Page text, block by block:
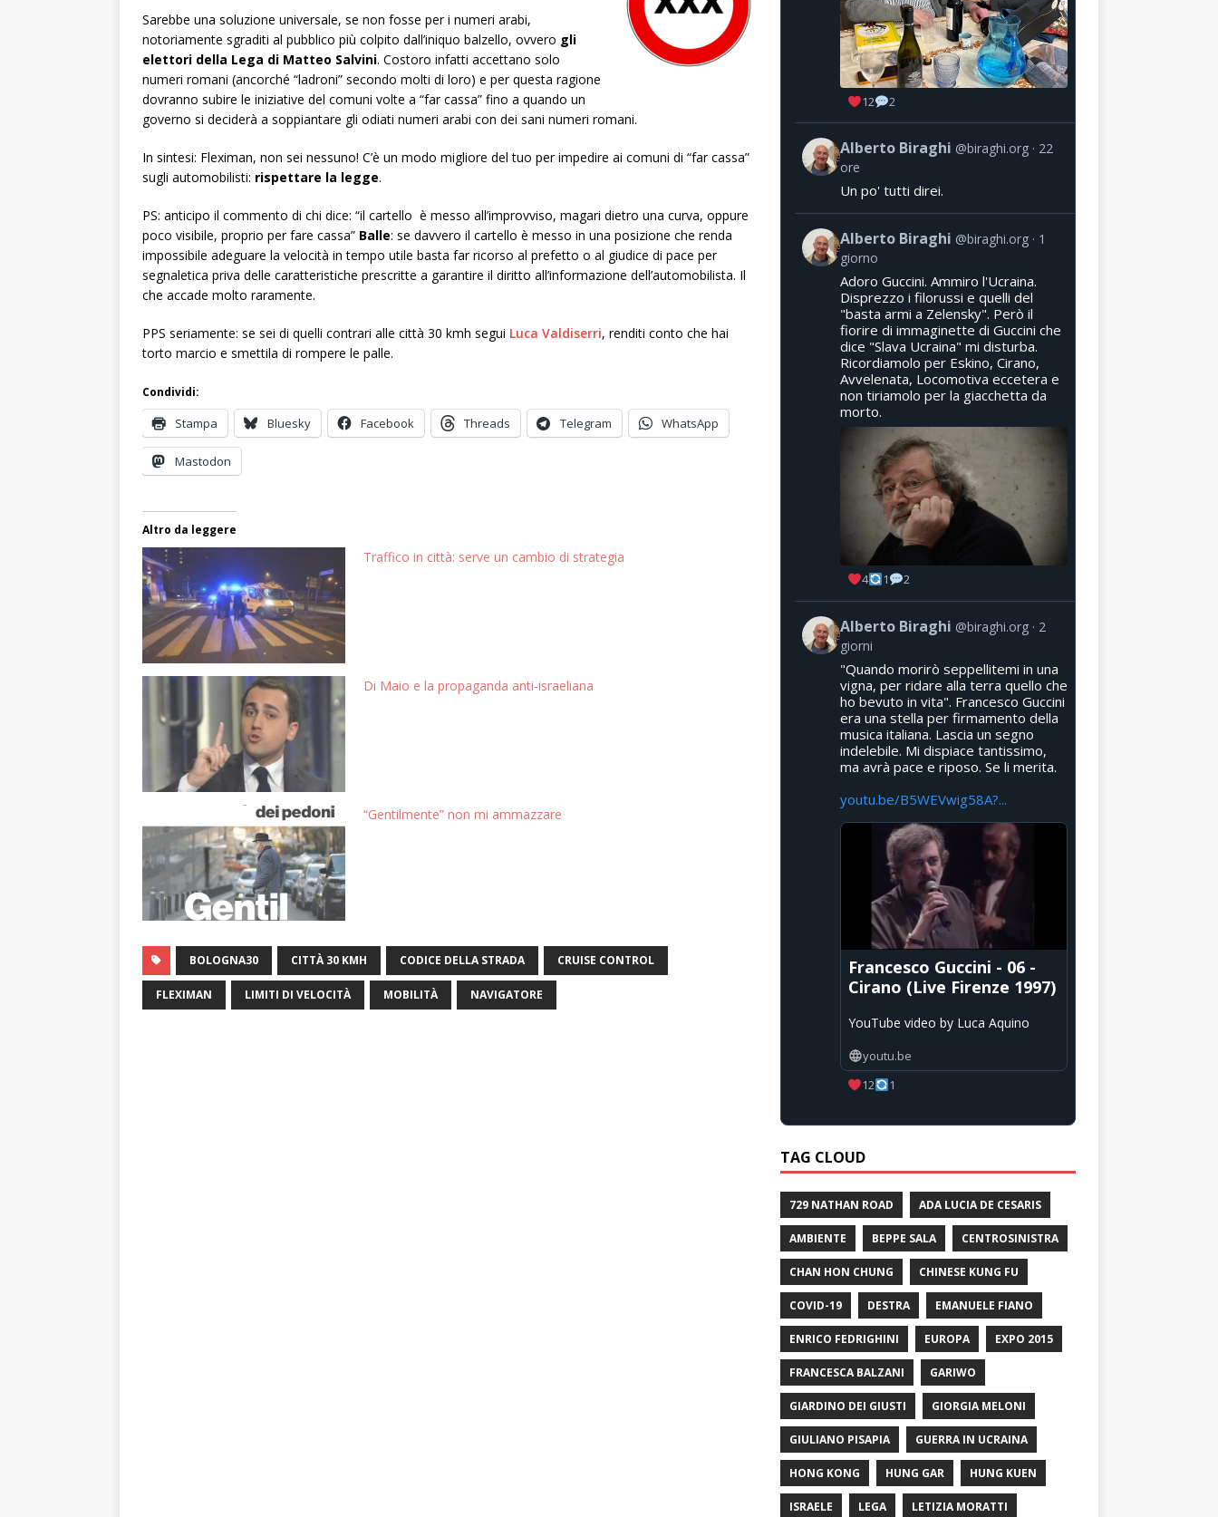
Sarebbe una soluzione universale, se non fosse per i numeri arabi,
notoriamente sgraditi al pubblico più colpito dall’iniquo balzello, ovvero gli
elettori della Lega di Matteo Salvini. Costoro infatti accettano solo
numeri romani (ancorché “ladroni” secondo molti di loro) e per questa ragione
dovranno subire le iniziative del comuni volte a “far cassa” fino a quando un
governo si deciderà a soppiantare gli odiati numeri arabi con dei sani numeri romani.
In sintesi: Fleximan, non sei nessuno! C’è un modo migliore del tuo per impedire ai comuni di “far cassa”
sugli automobilisti: rispettare la legge.
PS: anticipo il commento di chi dice: “il cartello è messo all’improvviso, magari dietro una curva, oppure
poco visibile, proprio per fare cassa” Balle: se davvero il cartello è messo in una posizione che renda
impossibile adeguare la velocità in tempo utile basta far ricorso al prefetto o al giudice di pace per
segnaletica priva delle caratteristiche prescritte a garantire il diritto all’informazione dell’automobilista. Il
che accade molto raramente.
PPS seriamente: se sei di quelli contrari alle città 30 kmh segui Luca Valdiserri, renditi conto che hai
torto marcio e smettila di rompere le palle.
Condividi:
Stampa Bluesky Facebook Threads Telegram WhatsApp
Mastodon
Altro da leggere
Traffico in città: serve un cambio di strategia
Di Maio e la propaganda anti-israeliana
“Gentilmente” non mi ammazzare
BOLOGNA30 CITTÀ 30 KMH CODICE DELLA STRADA CRUISE CONTROL
FLEXIMAN LIMITI DI VELOCITÀ MOBILITÀ NAVIGATORE
12 2
Alberto Biraghi @biraghi.org
22
ore
Un po' tutti direi.
Alberto Biraghi @biraghi.org
1
giorno
Adoro Guccini. Ammiro l'Ucraina.
Disprezzo i filorussi e quelli del
"basta armi a Zelensky". Però il
fiorire di immaginette di Guccini che
dice "Slava Ucraina" mi disturba.
Ricordiamolo per Eskino, Cirano,
Avvelenata, Locomotiva eccetera e
non tiriamolo per la giacchetta da
morto.
4 1 2
Alberto Biraghi @biraghi.org
2
giorni
"Quando morirò seppellitemi in una
vigna, per ridare alla terra quello che
ho bevuto in vita". Francesco Guccini
era una stella per firmamento della
musica italiana. Lascia un segno
indelebile. Mi dispiace tantissimo,
ma avrà pace e riposo. Se li merita.
youtu.be/B5WEVwig58A?...
Francesco Guccini - 06 -
Cirano (Live Firenze 1997)
YouTube video by Luca Aquino
youtu.be
12
1
TAG CLOUD
729 NATHAN ROAD ADA LUCIA DE CESARIS
AMBIENTE BEPPE SALA CENTROSINISTRA
CHAN HON CHUNG CHINESE KUNG FU
COVID-19 DESTRA EMANUELE FIANO
ENRICO FEDRIGHINI EUROPA EXPO 2015
FRANCESCA BALZANI GARIWO
GIARDINO DEI GIUSTI GIORGIA MELONI
GIULIANO PISAPIA GUERRA IN UCRAINA
HONG KONG HUNG GAR HUNG KUEN
ISRAELE LEGA LETIZIA MORATTI